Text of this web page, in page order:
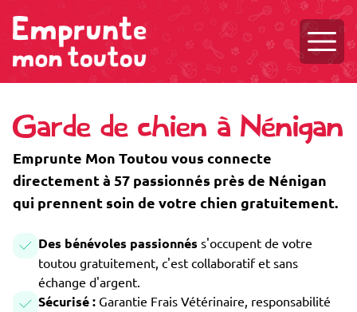
Garde de chien à Nénigan
Emprunte Mon Toutou vous connecte
directement à 57 passionnés près de Nénigan
qui prennent soin de votre chien gratuitement.
Des bénévoles passionnés s'occupent de votre
toutou gratuitement, c'est collaboratif et sans
échange d'argent.
Sécurisé : Garantie Frais Vétérinaire, responsabilité